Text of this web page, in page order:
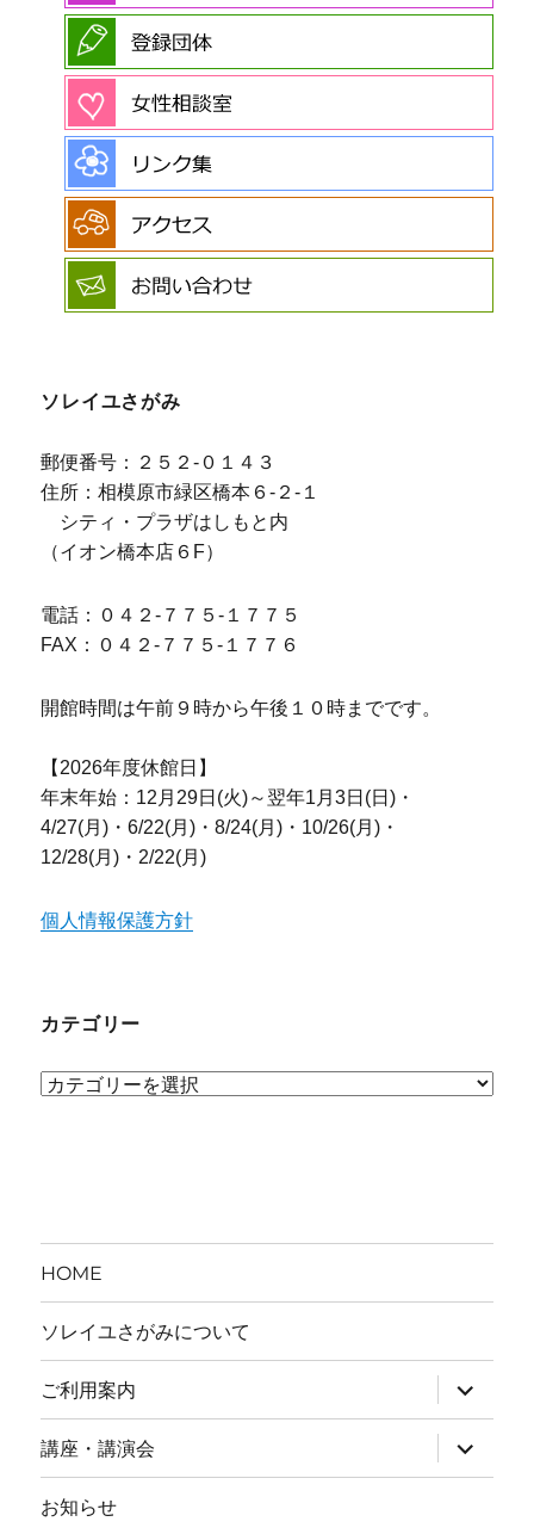
ソレイユさがみ
郵便番号：２５２-０１４３
住所：相模原市緑区橋本６-２-１
シティ・プラザはしもと内
（イオン橋本店６F）
電話：０４２-７７５-１７７５
FAX：０４２-７７５-１７７６
開館時間は午前９時から午後１０時までです。
【2026年度休館日】
年末年始：12月29日(火)～翌年1月3日(日)・
4/27(月)・6/22(月)・8/24(月)・10/26(月)・
12/28(月)・2/22(月)
個人情報保護方針
カテゴリー
カ
HOME
ソレイユさがみについて
ご利用案内
ブ
ニ
講座・講演会
ブ
お知らせ